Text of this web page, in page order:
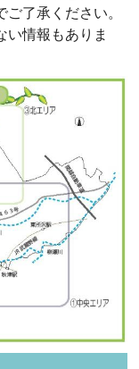
了承ください。
い情報もありま